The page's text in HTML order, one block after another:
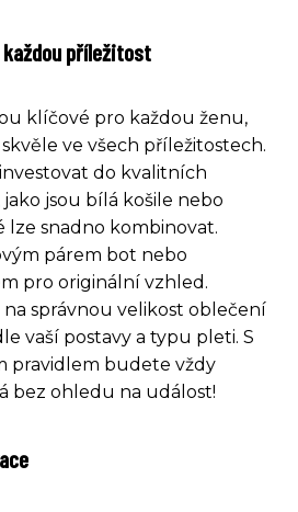
příležitost
klíčové pro každou ženu,
ve všech příležitostech.
do kvalitních
jsou bílá košile nebo
lze snadno kombinovat.
párem bot nebo
pro originální vzhled.
správnou velikost oblečení
vaší postavy a typu pleti. S
pravidlem budete vždy
bez ohledu na událost!